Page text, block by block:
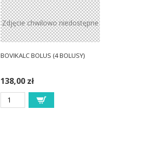
Zdjęcie chwilowo niedostępne
BOVIKALC BOLUS (4 BOLUSY)
138,00 zł